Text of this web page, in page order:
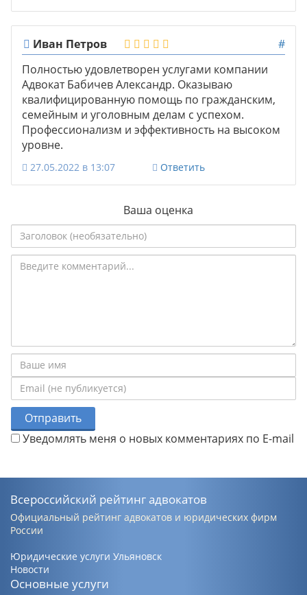
Иван Петров
#
Полностью удовлетворен услугами компании
Адвокат Бабичев Александр. Оказываю
квалифицированную помощь по гражданским,
семейным и уголовным делам с успехом.
Профессионализм и эффективность на высоком
уровне.
27.05.2022 в 13:07 Ответить
Ваша оценка
Отправить
Уведомлять меня о новых комментариях по E-mail
Всероссийский рейтинг адвокатов
Официальный рейтинг адвокатов и юридических фирм
России
Юридические услуги Ульяновск
Новости
Основные услуги